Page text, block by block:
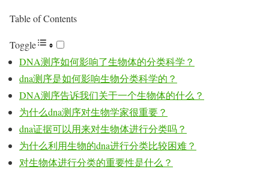
Table of Contents
Toggle
DNA测序如何影响了生物体的分类科学？
dna测序是如何影响生物分类科学的？
DNA测序告诉我们关于一个生物体的什么？
为什么dna测序对生物学家很重要？
dna证据可以用来对生物体进行分类吗？
为什么利用生物的dna进行分类比较困难？
对生物体进行分类的重要性是什么？